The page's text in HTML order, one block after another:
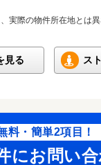
際の物件所在地とは異
見る ス
料・簡単2項目！
にお問い